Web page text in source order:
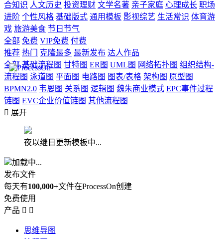
合知识 人文历史 投资理财 文学名著 亲子家庭 心理成长 职场
进阶 个性风格 基础版式 通用模板 影视综艺 生活常识 体育游
戏 旅游美食 节日节气
全部 免费 VIP免费 付费
推荐 热门 克隆最多 最新发布 达人作品
全部 基础流程图 甘特图 ER图 UML图 网络拓扑图 组织结构-
流程图 泳道图 平面图 电路图 图表/表格 架构图 原型图
BPMN2.0 韦恩图 关系图 逻辑图 魏朱商业模式 EPC事件过程
链图 EVC企业价值链图 其他流程图
 展开
夜以继日更新模板中...
加载中...
发布文件
每天有100,000+文件在ProcessOn创建
免费使用
产品  
思维导图